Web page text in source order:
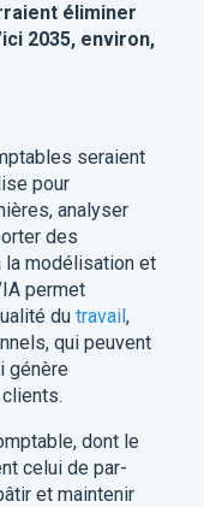
éliminer
2035, environ,
seraient
pour
analyser
des
la modélisation et
permet
du travail,
qui peuvent
génère
dont le
celui de par-
et maintenir